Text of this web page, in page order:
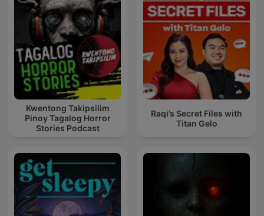
Kwentong Takipsilim
Pinoy Tagalog Horror
Stories Podcast
Raqi’s Secret Files with
Titan Gelo